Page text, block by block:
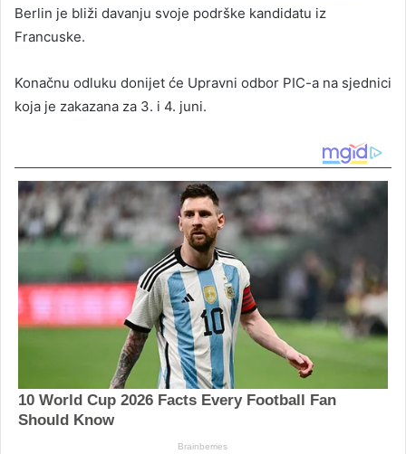
Berlin je bliži davanju svoje podrške kandidatu iz
Francuske.
Konačnu odluku donijet će Upravni odbor PIC-a na sjednici
koja je zakazana za 3. i 4. juni.